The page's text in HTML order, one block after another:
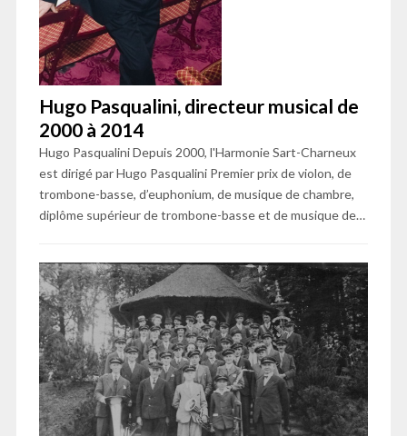
Hugo Pasqualini, directeur musical de
2000 à 2014
Hugo Pasqualini Depuis 2000, l'Harmonie Sart-Charneux
est dirigé par Hugo Pasqualini Premier prix de violon, de
trombone-basse, d’euphonium, de musique de chambre,
diplôme supérieur de trombone-basse et de musique de…